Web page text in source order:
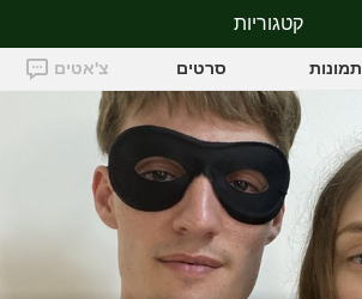
SunriseGuys
תמונות סרטים צ'אטים
קטגוריות